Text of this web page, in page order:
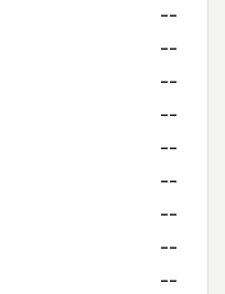
--
--
--
--
--
--
--
--
--